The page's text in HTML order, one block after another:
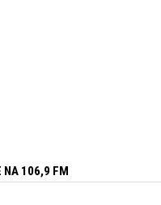
NA 106,9 FM